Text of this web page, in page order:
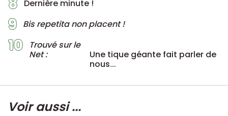
Dernière minute !
9 Bis repetita non placent !
10
Trouvé sur le
Net :
Une tique géante fait parler de
nous...
Voir aussi ...